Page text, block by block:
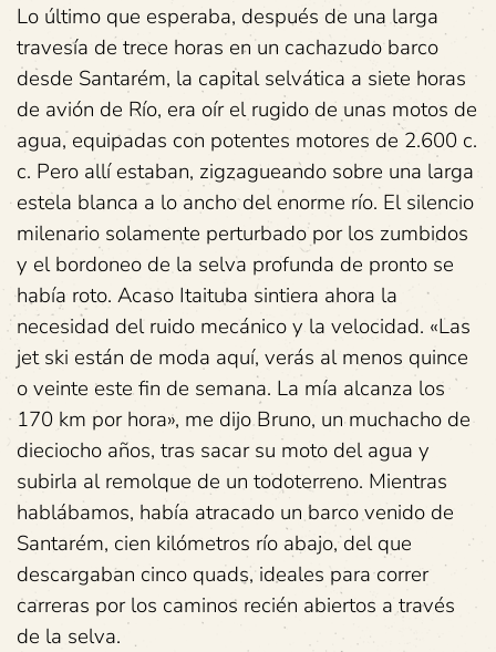
Lo último que esperaba, después de una larga
travesía de trece horas en un cachazudo barco
desde Santarém, la capital selvática a siete horas
de avión de Río, era oír el rugido de unas motos de
agua, equipadas con potentes motores de 2.600 c.
c. Pero allí estaban, zigzagueando sobre una larga
estela blanca a lo ancho del enorme río. El silencio
milenario solamente perturbado por los zumbidos
y el bordoneo de la selva profunda de pronto se
había roto. Acaso Itaituba sintiera ahora la
necesidad del ruido mecánico y la velocidad. «Las
jet ski están de moda aquí, verás al menos quince
o veinte este fin de semana. La mía alcanza los
170 km por hora», me dijo Bruno, un muchacho de
dieciocho años, tras sacar su moto del agua y
subirla al remolque de un todoterreno. Mientras
hablábamos, había atracado un barco venido de
Santarém, cien kilómetros río abajo, del que
descargaban cinco quads, ideales para correr
carreras por los caminos recién abiertos a través
de la selva.